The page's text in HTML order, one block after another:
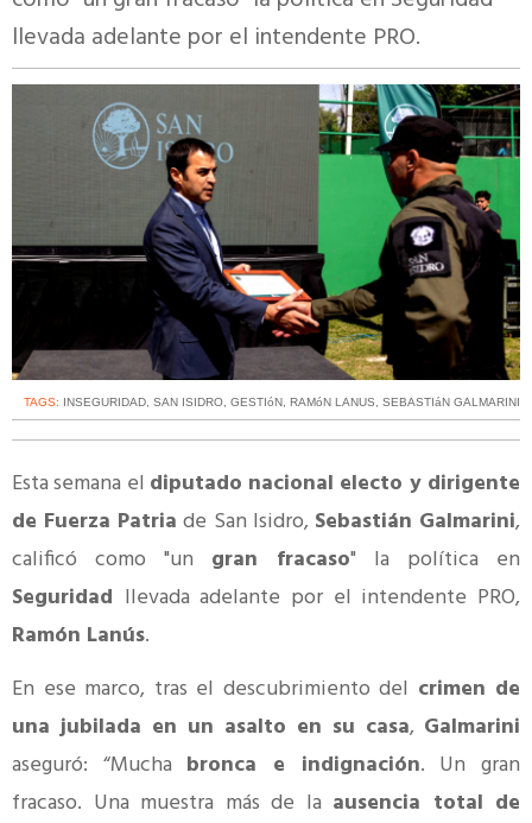
llevada adelante por el intendente PRO.
TAGS: INSEGURIDAD, SAN ISIDRO, GESTIóN, RAMóN LANUS, SEBASTIáN GALMARINI
Esta semana el diputado nacional electo y dirigente
de Fuerza Patria de San Isidro, Sebastián Galmarini,
calificó como "un gran fracaso" la política en
Seguridad llevada adelante por el intendente PRO,
Ramón Lanús.
En ese marco, tras el descubrimiento del crimen de
una jubilada en un asalto en su casa, Galmarini
aseguró: “Mucha bronca e indignación. Un gran
fracaso. Una muestra más de la ausencia total de